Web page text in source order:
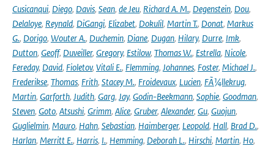
Cusicanqui, Diego, Davis, Sean, de Jeu, Richard A. M., Degenstein, Dou,
Delaloye, Reynald, DiGangi, Elizabet, Dokulil, Martin T., Donat, Markus
G., Dorigo, Wouter A., Duchemin, Diane, Dugan, Hilary, Durre, Imk,
Dutton, Geoff, Duveiller, Gregory, Estilow, Thomas W., Estrella, Nicole,
Fereday, David, Fioletov, Vitali E., Flemming, Johannes, Foster, Michael J.,
Frederikse, Thomas, Frith, Stacey M., Froidevaux, Lucien, FÃ¼llekrug,
Martin, Garforth, Judith, Garg, Jay, Godin-Beekmann, Sophie, Goodman,
Steven, Goto, Atsushi, Grimm, Alice, Gruber, Alexander, Gu, Guojun,
Guglielmin, Mauro, Hahn, Sebastian, Haimberger, Leopold, Hall, Brad D.,
Harlan, Merritt E., Harris, I., Hemming, Deborah L., Hirschi, Martin, Ho,